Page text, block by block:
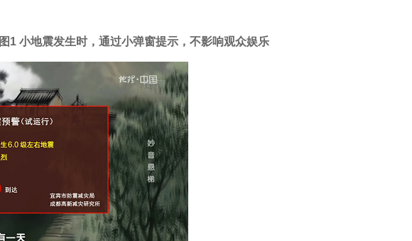
图1 小地震发生时，通过小弹窗提示，不影响观众娱乐